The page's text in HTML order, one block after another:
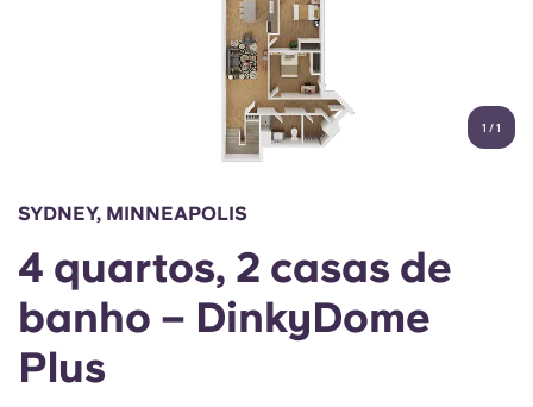
English (GB)
Chinese
Español
Iniciar sessão
Reservar agora
French
1 /1
SYDNEY, MINNEAPOLIS
4 quartos, 2 casas de
banho – DinkyDome
Plus